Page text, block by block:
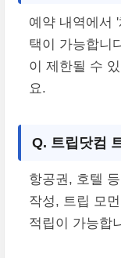
예약 내역에서
택이 가능합니
이 제한될 수
요.
Q. 트립닷컴
항공권, 호텔
작성, 트립 모
적립이 가능합